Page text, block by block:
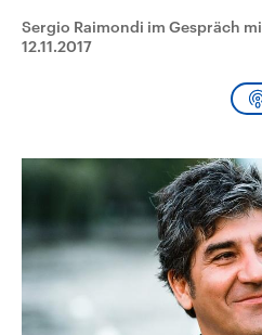
Wahl.
Audio-Archiv
Sergio Raimondi im Gespräch
12.11.2017